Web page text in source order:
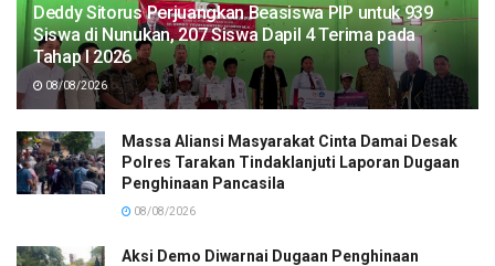
Deddy Sitorus Perjuangkan Beasiswa PIP untuk 939
Siswa di Nunukan, 207 Siswa Dapil 4 Terima pada
Tahap I 2026
08/08/2026
Massa Aliansi Masyarakat Cinta Damai Desak
Polres Tarakan Tindaklanjuti Laporan Dugaan
Penghinaan Pancasila
08/08/2026
Aksi Demo Diwarnai Dugaan Penghinaan